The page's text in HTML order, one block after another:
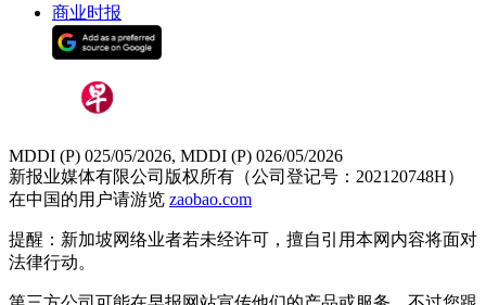
商业时报
MDDI (P) 025/05/2026, MDDI (P) 026/05/2026
新报业媒体有限公司版权所有（公司登记号：202120748H）
在中国的用户请游览 zaobao.com
提醒：新加坡网络业者若未经许可，擅自引用本网内容将面对
法律行动。